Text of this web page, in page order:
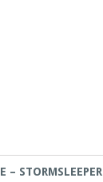
– STORMSLEEPER